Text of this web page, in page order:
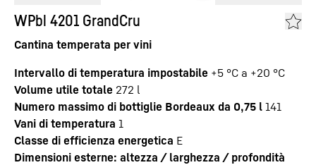
WPbl 4201 GrandCru
Cantina temperata per vini
Intervallo di temperatura impostabile +5 °C a +20 °C
Volume utile totale 272 l
Numero massimo di bottiglie Bordeaux da 0,75 l 141
Vani di temperatura 1
Classe di efficienza energetica E
Dimensioni esterne: altezza / larghezza / profondità